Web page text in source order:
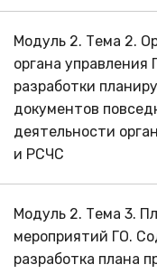
Модуль 2. Тема 2.
органа
разработки
документов
деятельности
и РСЧС
Модуль 2. Тема 3.
мероприятий ГО.
разработка плана